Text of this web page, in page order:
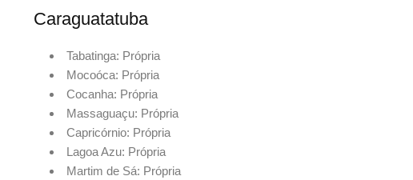
Caraguatatuba
Tabatinga: Própria
Mocoóca: Própria
Cocanha: Própria
Massaguaçu: Própria
Capricórnio: Própria
Lagoa Azu: Própria
Martim de Sá: Própria